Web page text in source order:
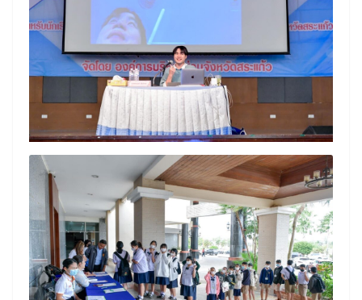
Search
for:
Search